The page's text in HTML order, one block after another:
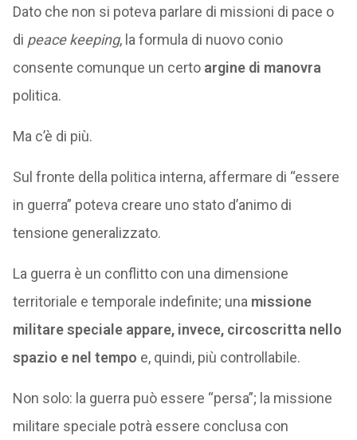
Dato che non si poteva parlare di missioni di pace o
di peace keeping, la formula di nuovo conio
consente comunque un certoargine di manovra
politica.
Ma c’è di più.
Sul fronte della politica interna, affermare di “essere
in guerra” poteva creare uno stato d’animo di
tensione generalizzato.
La guerra è un conflitto con una dimensione
territoriale e temporale indefinite; una missione
militare speciale appare, invece, circoscritta nello
spazio e nel tempo e, quindi, più controllabile.
Non solo: la guerra può essere “persa”; la missione
militare speciale potrà essere conclusa con